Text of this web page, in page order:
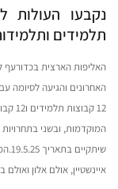
נקבעו העולות
תלמידים
האליפות הארצית בכדורעף
האחרונים והגיעה לסיומה
12
המוקדמות, ובשני
איינשטיין, אולם אלון ואולם